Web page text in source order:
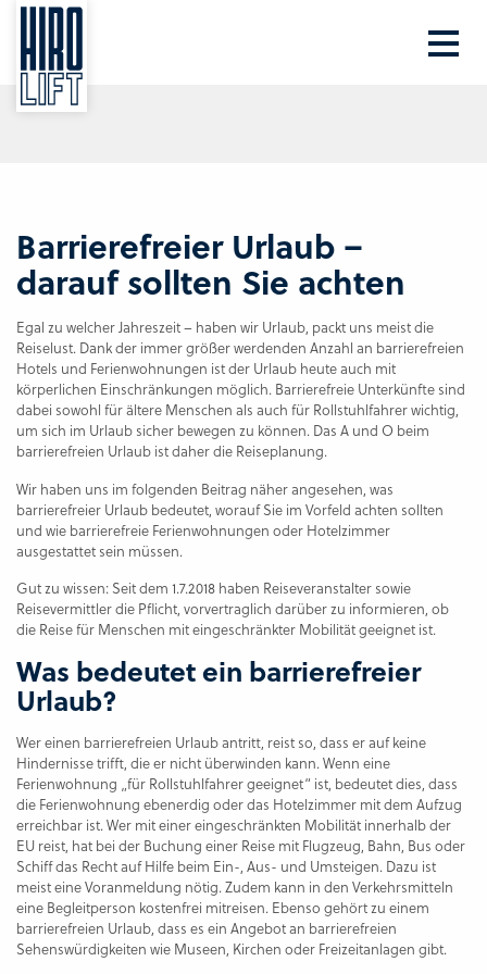
Barrierefreier Urlaub –
darauf sollten Sie achten
Egal zu welcher Jahreszeit – haben wir Urlaub, packt uns meist die
Reiselust. Dank der immer größer werdenden Anzahl an barrierefreien
Hotels und Ferienwohnungen ist der Urlaub heute auch mit
körperlichen Einschränkungen möglich. Barrierefreie Unterkünfte sind
dabei sowohl für ältere Menschen als auch für Rollstuhlfahrer wichtig,
um sich im Urlaub sicher bewegen zu können. Das A und O beim
barrierefreien Urlaub ist daher die Reiseplanung.
Wir haben uns im folgenden Beitrag näher angesehen, was
barrierefreier Urlaub bedeutet, worauf Sie im Vorfeld achten sollten
und wie barrierefreie Ferienwohnungen oder Hotelzimmer
ausgestattet sein müssen.
Gut zu wissen: Seit dem 1.7.2018 haben Reiseveranstalter sowie
Reisevermittler die Pflicht, vorvertraglich darüber zu informieren, ob
die Reise für Menschen mit eingeschränkter Mobilität geeignet ist.
Was bedeutet ein barrierefreier
Urlaub?
Wer einen barrierefreien Urlaub antritt, reist so, dass er auf keine
Hindernisse trifft, die er nicht überwinden kann. Wenn eine
Ferienwohnung „für Rollstuhlfahrer geeignet“ ist, bedeutet dies, dass
die Ferienwohnung ebenerdig oder das Hotelzimmer mit dem Aufzug
erreichbar ist. Wer mit einer eingeschränkten Mobilität innerhalb der
EU reist, hat bei der Buchung einer Reise mit Flugzeug, Bahn, Bus oder
Schiff das Recht auf Hilfe beim Ein-, Aus- und Umsteigen. Dazu ist
meist eine Voranmeldung nötig. Zudem kann in den Verkehrsmitteln
eine Begleitperson kostenfrei mitreisen. Ebenso gehört zu einem
barrierefreien Urlaub, dass es ein Angebot an barrierefreien
Sehenswürdigkeiten wie Museen, Kirchen oder Freizeitanlagen gibt.
Ihre PLZ